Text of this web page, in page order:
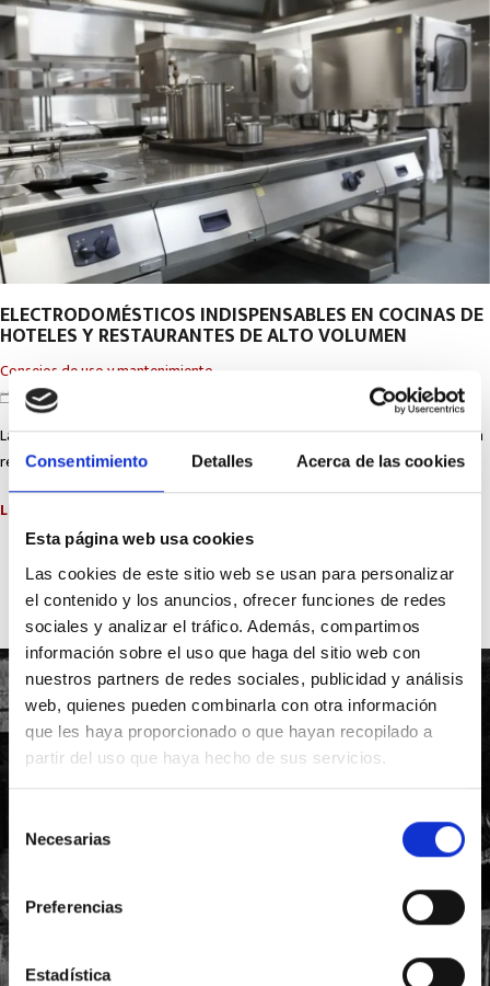
Consentimiento Detalles Acerca de las cookies
Esta página web usa cookies
Las cookies de este sitio web se usan para personalizar
el contenido y los anuncios, ofrecer funciones de redes
sociales y analizar el tráfico. Además, compartimos
información sobre el uso que haga del sitio web con
nuestros partners de redes sociales, publicidad y análisis
web, quienes pueden combinarla con otra información
que les haya proporcionado o que hayan recopilado a
partir del uso que haya hecho de sus servicios.
Necesarias
Preferencias
Estadística
ELECTRODOMÉSTICOS INDISPENSABLES EN COCINAS DE
HOTELES Y RESTAURANTES DE ALTO VOLUMEN
Consejos de uso y mantenimiento
7 de agosto de 2026
Las cocinas de hoteles y restaurantes con gran volumen de servicio tienen un
reto constante: mantener la calidad, la...
LEER MÁS
SUSCRÍBETE A
NUESTRA
Y MANTENTE INFORMADO DE TODAS